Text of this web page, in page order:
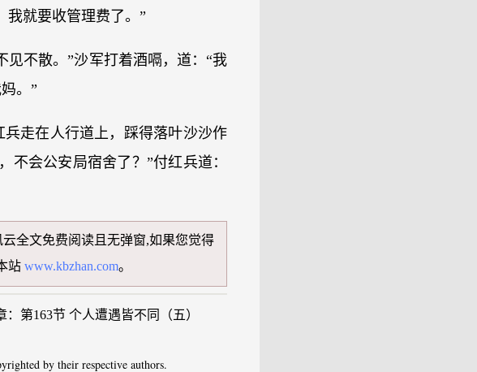
我就要收管理费了。”
不散。”沙军打着酒嗝，道：“我
。”
走在人行道上，踩得落叶沙沙作
不会公安局宿舍了？”付红兵道：
全文免费阅读 且无弹窗,如果您觉得
站 www.kbzhan.com。
第163节 个人遭遇皆不同（五）
by their respective authors.